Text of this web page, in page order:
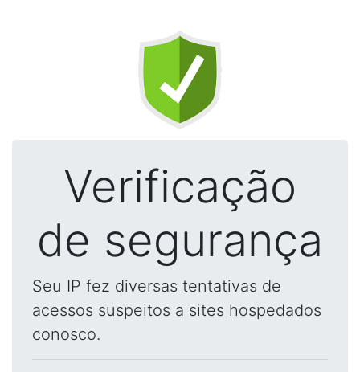
Verificação
de segurança
Seu IP fez diversas tentativas de
acessos suspeitos a sites hospedados
conosco.